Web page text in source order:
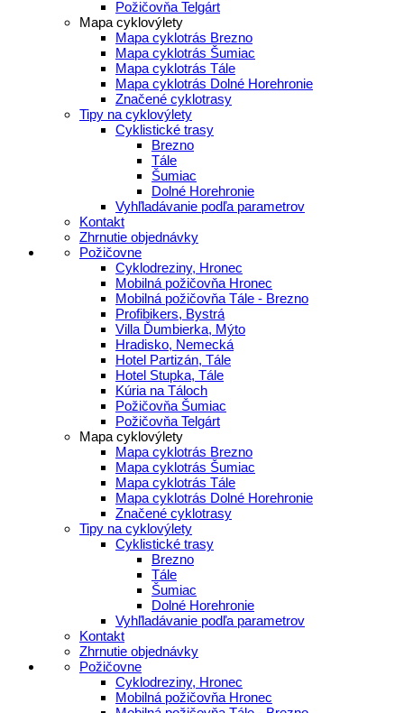
Požičovňa Telgárt
Mapa cyklovýlety
Mapa cyklotrás Brezno
Mapa cyklotrás Šumiac
Mapa cyklotrás Tále
Mapa cyklotrás Dolné Horehronie
Značené cyklotrasy
Tipy na cyklovýlety
Cyklistické trasy
Brezno
Tále
Šumiac
Dolné Horehronie
Vyhľladávanie podľa parametrov
Kontakt
Zhrnutie objednávky
Požičovne
Cyklodreziny, Hronec
Mobilná požičovňa Hronec
Mobilná požičovňa Tále - Brezno
Profibikers, Bystrá
Villa Ďumbierka, Mýto
Hradisko, Nemecká
Hotel Partizán, Tále
Hotel Stupka, Tále
Kúria na Táloch
Požičovňa Šumiac
Požičovňa Telgárt
Mapa cyklovýlety
Mapa cyklotrás Brezno
Mapa cyklotrás Šumiac
Mapa cyklotrás Tále
Mapa cyklotrás Dolné Horehronie
Značené cyklotrasy
Tipy na cyklovýlety
Cyklistické trasy
Brezno
Tále
Šumiac
Dolné Horehronie
Vyhľladávanie podľa parametrov
Kontakt
Zhrnutie objednávky
Požičovne
Cyklodreziny, Hronec
Mobilná požičovňa Hronec